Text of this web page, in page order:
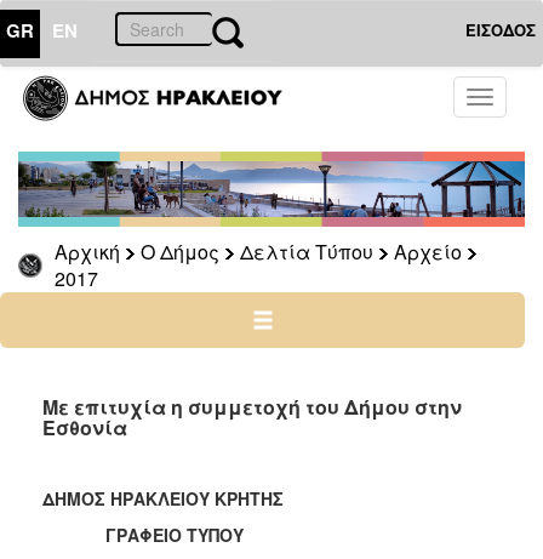
GR EN ΕΙΣΟΔΟΣ
Toggle
Αρχική Ο Δήμος Δελτία Τύπου
Αρχείο
2017
ΔΗΜΟΣ
Δελτία
Τύπου
Αρχείο
2026
2025
2022
2021
2019
2018
Με επιτυχία η συμμετοχή του Δήμου στην
Εσθονία
ΔΗΜΟΣ ΗΡΑΚΛΕΙΟΥ ΚΡΗΤΗΣ
ΓΡΑΦΕΙΟ ΤΥΠΟΥ